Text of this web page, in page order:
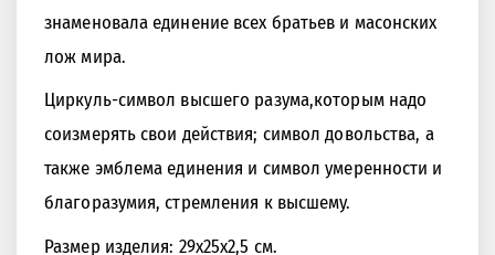
знаменовала единение всех братьев и масонских
лож мира.
Циркуль-символ высшего разума,которым надо
соизмерять свои действия; символ довольства, а
также эмблема единения и символ умеренности и
благоразумия, стремления к высшему.
Размер изделия: 29х25х2,5 см.